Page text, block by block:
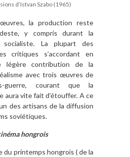
d’Istvan Szabo (1965)
la production reste
y compris durant la
socialiste. La plupart des
critiques s’accordant en
légère contribution de la
avec trois œuvres de
guerre, courant que la
aura vite fait d’étouffer. A ce
des artisans de la diffusion
soviétiques.
hongrois
du printemps hongrois ( de la